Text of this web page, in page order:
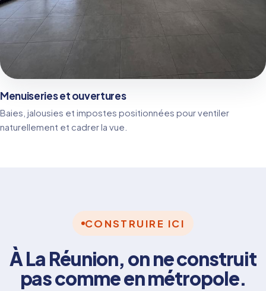
Menuiseries et ouvertures
Baies, jalousies et impostes positionnées pour ventiler
naturellement et cadrer la vue.
CONSTRUIRE ICI
À La Réunion, on ne construit
pas comme en métropole.